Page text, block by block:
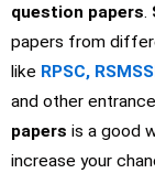
question papers.
papers from
like RPSC,
and other
papers is a good
increase your